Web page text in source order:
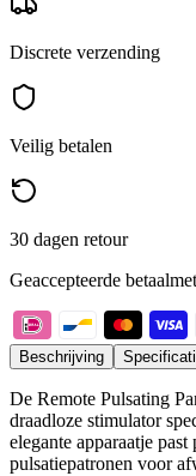
Discrete verzending
Veilig betalen
30 dagen retour
Geaccepteerde
Beschrijving
De Remote Pulsating
draadloze stimulator
elegante apparaatje
pulsatiepatronen voor